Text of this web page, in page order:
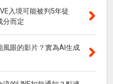
入境可能被判5年徒
分而定
風眼的影片？實為AI生成